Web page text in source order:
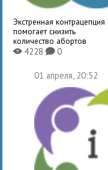
Экстренная контрацепция
помогает снизить
количество абортов
X4228K0
01 апреля, 20:52